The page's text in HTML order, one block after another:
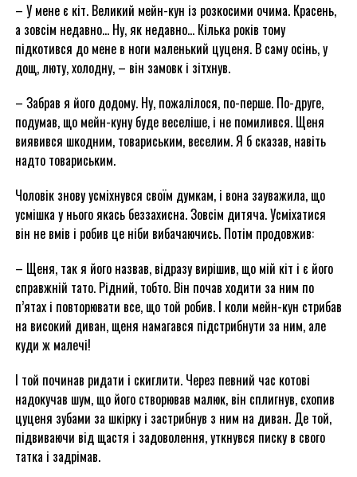
– У мене є кіт. Великий мейн-кун із розкосими очима. Красень,
а зовсім недавно… Ну, як недавно… Кілька років тому
підкотився до мене в ноги маленький цуценя. В саму осінь, у
дощ, люту, холодну, – він замовк і зітхнув.
– Забрав я його додому. Ну, пожалілося, по-перше. По-друге,
подумав, що мейн-куну буде веселіше, і не помилився. Щеня
виявився шкодним, товариським, веселим. Я б сказав, навіть
надто товариським.
Чоловік знову усміхнувся своїм думкам, і вона зауважила, що
усмішка у нього якась беззахисна. Зовсім дитяча. Усміхатися
він не вмів і робив це ніби вибачаючись. Потім продовжив:
– Щеня, так я його назвав, відразу вирішив, що мій кіт і є його
справжній тато. Рідний, тобто. Він почав ходити за ним по
п’ятах і повторювати все, що той робив. І коли мейн-кун стрибав
на високий диван, щеня намагався підстрибнути за ним, але
куди ж малечі!
І той починав ридати і скиглити. Через певний час котові
надокучав шум, що його створював малюк, він сплигнув, схопив
цуценя зубами за шкірку і застрибнув з ним на диван. Де той,
підвиваючи від щастя і задоволення, уткнувся писку в свого
татка і задрімав.